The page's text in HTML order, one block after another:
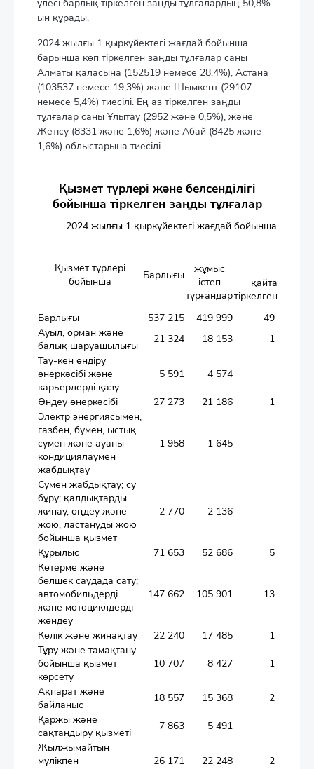
үлесі барлық тіркелген заңды тұлғалардың 50,8%-
ын құрады.
2024 жылғы 1 қыркүйектегі жағдай бойынша
барынша көп тіркелген заңды тұлғалар саны
Алматы қаласына (152519 немесе 28,4%), Астана
(103537 немесе 19,3%) және Шымкент (29107
немесе 5,4%) тиесілі. Ең аз тіркелген заңды
тұлғалар саны Ұлытау (2952 және 0,5%), және
Жетісу (8331 және 1,6%) және Абай (8425 және
1,6%) облыстарына тиесілі.
Қызмет түрлері және белсенділігi
бойынша тіркелген заңды тұлғалар
2024 жылғы 1 қыркүйектегі жағдай бойынша
Қызмет түрлері
бойынша
Барлығы
жұмыс
істеп
тұрғандар
қайта
тіркелгендер
Барлығы 537 215 419 999 49 170
Ауыл, орман және
балық шаруашылығы
21 324 18 153 1 572
Тау-кен өндіру
өнеркәсібі және
карьерлерді қазу
5 591 4 574
Өндеу өнеркәсібі 27 273 21 186 1 778
Электр энергиясымен,
газбен, бумен, ыстық
сумен және ауаны
кондициялаумен
жабдықтау
1 958 1 645
Сумен жабдықтау; су
бұру; қалдықтарды
жинау, өңдеу және
жою, ластануды жою
бойынша қызмет
2 770 2 136
Құрылыс 71 653 52 686 5 249
Көтерме және
бөлшек саудада сату;
автомобильдерді
және мотоциклдерді
жөндеу
147 662 105 901 13 481
Көлік және жинақтау 22 240 17 485 1 952
Тұру және тамақтану
бойынша қызмет
көрсету
10 707 8 427 1 140
Ақпарат және
байланыс
18 557 15 368 2 542
Қаржы және
сақтандыру қызметі
7 863 5 491
Жылжымайтын
мүлікпен
26 171 22 248 2 562